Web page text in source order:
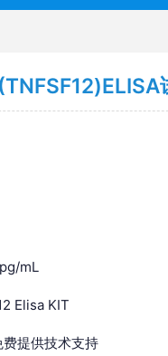
mL
Elisa KIT
提供技术支持